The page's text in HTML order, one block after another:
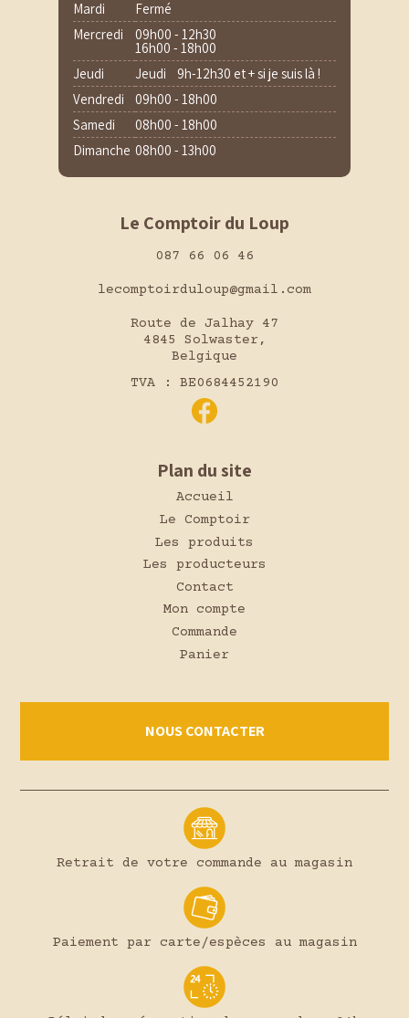
Mardi
Fermé
Mercredi
09h00 - 12h30
16h00 - 18h00
Jeudi
Jeudi 9h-12h30 et + si je suis là !
Vendredi
09h00 - 18h00
Samedi
08h00 - 18h00
Dimanche 08h00 - 13h00
Le Comptoir du Loup
087 66 06 46
lecomptoirduloup@gmail.com
Route de Jalhay 47
4845 Solwaster,
Belgique
TVA : BE0684452190
Plan du site
Accueil
Le Comptoir
Les produits
Les producteurs
Contact
Mon compte
Commande
Panier
NOUS CONTACTER
Retrait de votre commande au magasin
Paiement par carte/espèces au magasin